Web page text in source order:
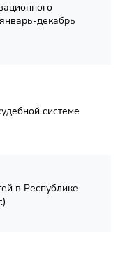
декабрь
системе
в Республике